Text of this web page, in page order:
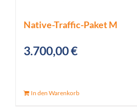
Native-Traffic-Paket M
3.700,00€
In den Warenkorb